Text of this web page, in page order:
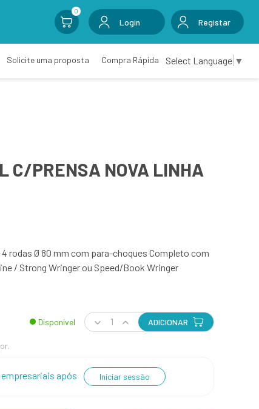
0
Login Registar
Solicite uma proposta Compra Rápida Select Language ▼
C/PRENSA NOVA LINHA
rodas Ø 80 mm com para-choques Completo com
/ Strong Wringer ou Speed/Book Wringer
Disponível ADICIONAR
após Iniciar sessão